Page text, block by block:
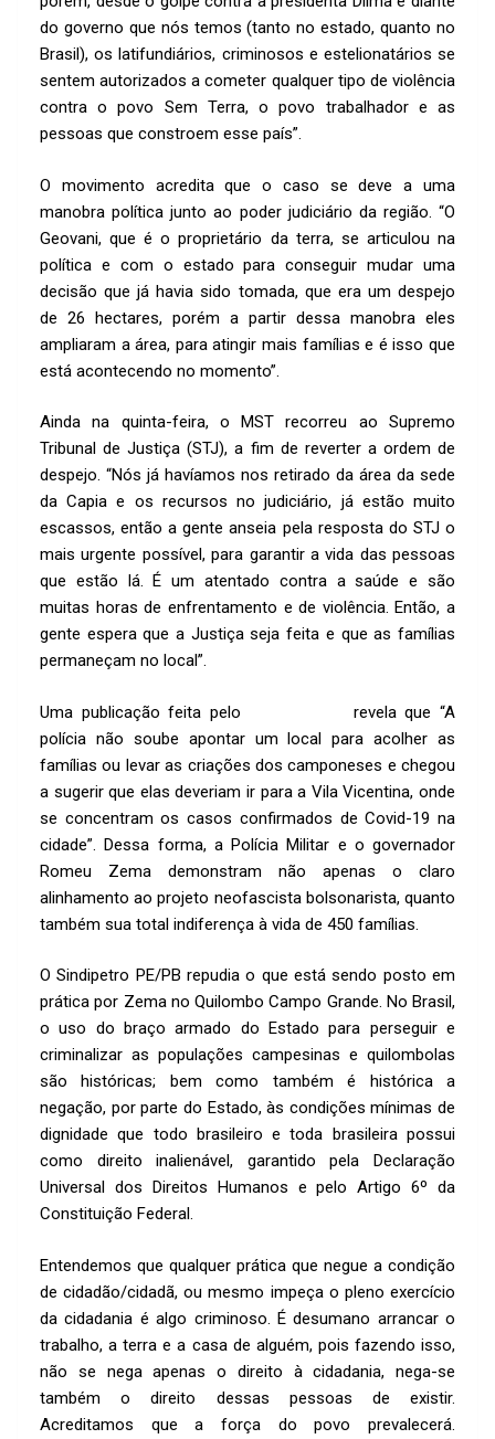
do governo que nós temos (tanto no estado, quanto no
Brasil), os latifundiários, criminosos e estelionatários se
sentem autorizados a cometer qualquer tipo de violência
contra o povo Sem Terra, o povo trabalhador e as
pessoas que constroem esse país”.
O movimento acredita que o caso se deve a uma
manobra política junto ao poder judiciário da região. “O
Geovani, que é o proprietário da terra, se articulou na
política e com o estado para conseguir mudar uma
decisão que já havia sido tomada, que era um despejo
de 26 hectares, porém a partir dessa manobra eles
ampliaram a área, para atingir mais famílias e é isso que
está acontecendo no momento”.
Ainda na quinta-feira, o MST recorreu ao Supremo
Tribunal de Justiça (STJ), a fim de reverter a ordem de
despejo. “Nós já havíamos nos retirado da área da sede
da Capia e os recursos no judiciário, já estão muito
escassos, então a gente anseia pela resposta do STJ o
mais urgente possível, para garantir a vida das pessoas
que estão lá. É um atentado contra a saúde e são
muitas horas de enfrentamento e de violência. Então, a
gente espera que a Justiça seja feita e que as famílias
permaneçam no local”.
Uma publicação feita pelo
revela que “A
polícia não soube apontar um local para acolher as
famílias ou levar as criações dos camponeses e chegou
a sugerir que elas deveriam ir para a Vila Vicentina, onde
se concentram os casos confirmados de Covid-19 na
cidade”. Dessa forma, a Polícia Militar e o governador
Romeu Zema demonstram não apenas o claro
alinhamento ao projeto neofascista bolsonarista, quanto
também sua total indiferença à vida de 450 famílias.
O Sindipetro PE/PB repudia o que está sendo posto em
prática por Zema no Quilombo Campo Grande. No Brasil,
o uso do braço armado do Estado para perseguir e
criminalizar as populações campesinas e quilombolas
são históricas; bem como também é histórica a
negação, por parte do Estado, às condições mínimas de
dignidade que todo brasileiro e toda brasileira possui
como direito inalienável, garantido pela Declaração
Universal dos Direitos Humanos e pelo Artigo 6º da
Constituição Federal.
Entendemos que qualquer prática que negue a condição
de cidadão/cidadã, ou mesmo impeça o pleno exercício
da cidadania é algo criminoso. É desumano arrancar o
trabalho, a terra e a casa de alguém, pois fazendo isso,
não se nega apenas o direito à cidadania, nega-se
também o direito dessas pessoas de existir.
Acreditamos que a força do povo prevalecerá.